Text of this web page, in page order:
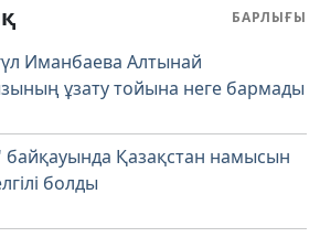
БАРЛЫҒЫ
Иманбаева Алтынай
ұзату тойына неге бармады
Қазақстан намысын
болды